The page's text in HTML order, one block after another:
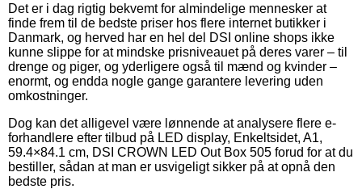
Det er i dag rigtig bekvemt for almindelige mennesker at
finde frem til de bedste priser hos flere internet butikker i
Danmark, og herved har en hel del DSI online shops ikke
kunne slippe for at mindske prisniveauet på deres varer – til
drenge og piger, og yderligere også til mænd og kvinder –
enormt, og endda nogle gange garantere levering uden
omkostninger.
Dog kan det alligevel være lønnende at analysere flere e-
forhandlere efter tilbud på LED display, Enkeltsidet, A1,
59.4×84.1 cm, DSI CROWN LED Out Box 505 forud for at du
bestiller, sådan at man er usvigeligt sikker på at opnå den
bedste pris.